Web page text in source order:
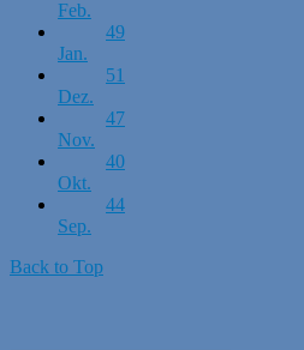
Feb.
49
Jan.
51
Dez.
47
Nov.
40
Okt.
44
Sep.
Back to Top